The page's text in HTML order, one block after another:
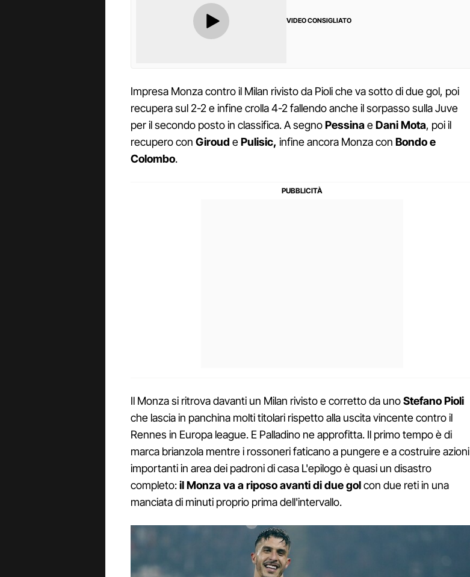
VIDEO CONSIGLIATO
Impresa Monza contro il Milan rivisto da Pioli che va sotto di due gol, poi
recupera sul 2-2 e infine crolla 4-2 fallendo anche il sorpasso sulla Juve
per il secondo posto in classifica. A segnoPessinaeDani Mota, poi il
recupero con Giroud ePulisic, infine ancora Monza con Bondo e
Colombo.
Il Monza si ritrova davanti un Milan rivisto e corretto da unoStefano Pioli
che lascia in panchina molti titolari rispetto alla uscita vincente contro il
Rennes in Europa league. E Palladino ne approfitta. Il primo tempo è di
marca brianzola mentre i rossoneri faticano a pungere e a costruire azioni
importanti in area dei padroni di casa L'epilogo è quasi un disastro
completo:il Monza va a riposo avanti di due golcon due reti in una
manciata di minuti proprio prima dell'intervallo.